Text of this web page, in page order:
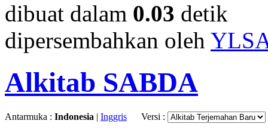
dibuat dalam 0.03 detik
dipersembahkan oleh
Alkitab SABDA
Antarmuka : Indonesia | Inggris Versi :